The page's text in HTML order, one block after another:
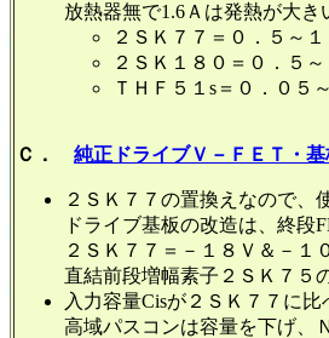
放熱器無で1.6Ａは発熱が大
２ＳＫ７７＝０．５～
２ＳＫ１８０＝０．５
ＴＨＦ５１s＝０．０５
Ｃ． 純正ドライブＶ－ＦＥＴ・
２ＳＫ７７の置換えなので、
ドライブ基板の改造は、終段
２ＳＫ７７＝－１８Ｖ＆－１
直結前段増幅素子２ＳＫ７５
入力容量Cisが２ＳＫ７７に
高域パスコンは容量を下げ、